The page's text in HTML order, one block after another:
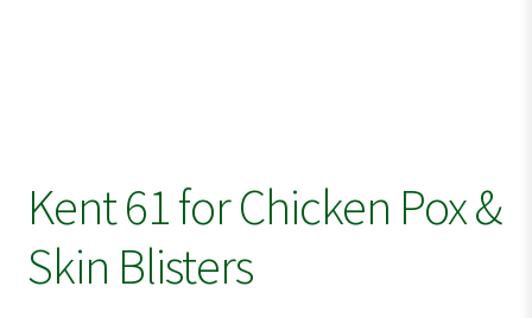
Kent 61 for Chicken Pox &
Skin Blisters